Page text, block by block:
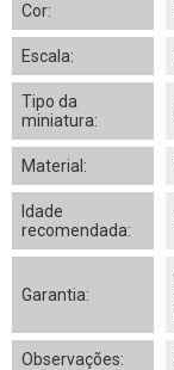
Cor:
Escala:
Tipo da
miniatura:
Material:
Idade
recomendada:
Garantia:
Observações: